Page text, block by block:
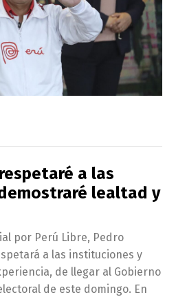
a las
lealtad y
por Perú Libre, Pedro
a las instituciones y
de llegar al Gobierno
de este domingo. En